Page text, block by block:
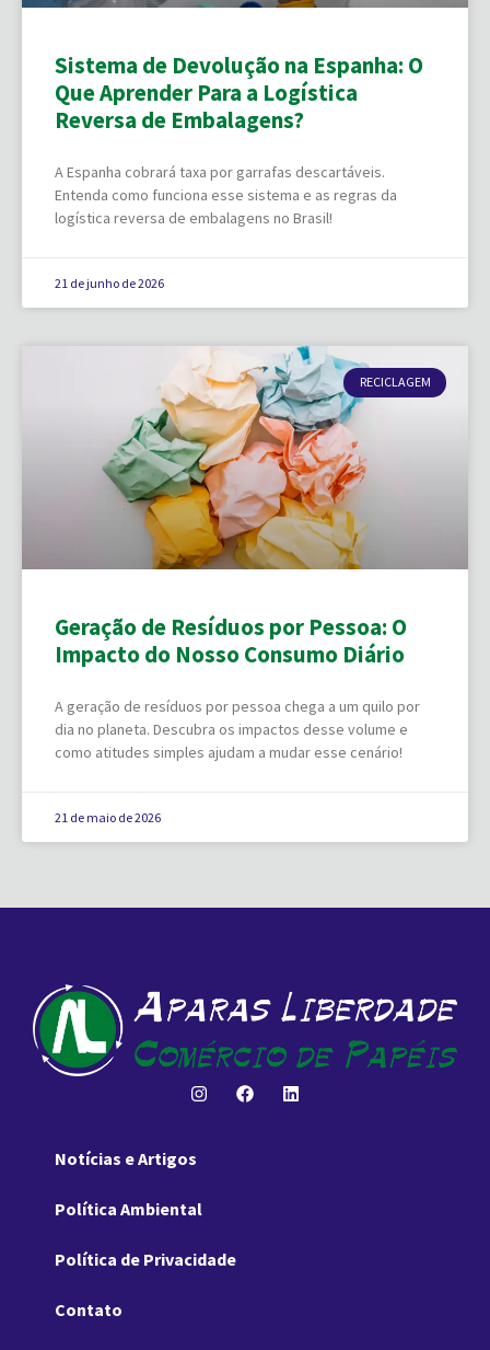
Sistema de Devolução na Espanha: O
Que Aprender Para a Logística
Reversa de Embalagens?
A Espanha cobrará taxa por garrafas descartáveis.
Entenda como funciona esse sistema e as regras da
logística reversa de embalagens no Brasil!
21 de junho de 2026
RECICLAGEM
Geração de Resíduos por Pessoa: O
Impacto do Nosso Consumo Diário
A geração de resíduos por pessoa chega a um quilo por
dia no planeta. Descubra os impactos desse volume e
como atitudes simples ajudam a mudar esse cenário!
21 de maio de 2026
Notícias e Artigos
Política Ambiental
Política de Privacidade
Contato